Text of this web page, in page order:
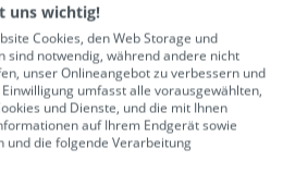
uns wichtig!
Cookies, den Web Storage und
sind notwendig, während andere nicht
unser Onlineangebot zu verbessern und
umfasst alle vorausgewählten,
und Dienste, und die mit Ihnen
auf Ihrem Endgerät sowie
und die folgende Verarbeitung